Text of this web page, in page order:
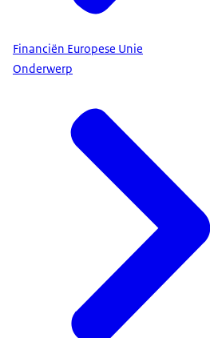
Financiën Europese Unie
Onderwerp